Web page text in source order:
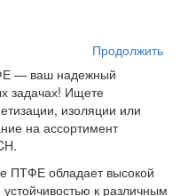
Продолжить
— ваш надежный
задачах! Ищете
изоляции или
на ассортимент
ПТФЕ обладает высокой
к различным